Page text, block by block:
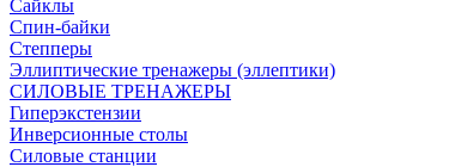
Сайклы
Спин-байки
Степперы
Эллиптические тренажеры (эллептики)
СИЛОВЫЕ ТРЕНАЖЕРЫ
Гиперэкстензии
Инверсионные столы
Силовые станции